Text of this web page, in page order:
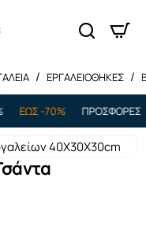
ΕΡΓΑΛΕΙΟΘΗΚΕΣ
ΕΩΣ -70% ΠΡΟΣΦΟΡΕΣ